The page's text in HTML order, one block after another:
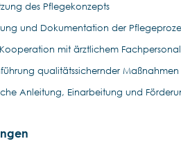
des Pflegekonzepts
und Dokumentation der
mit ärztlichem
qualitätssichernder Maßnahmen
Anleitung, Einarbeitung und